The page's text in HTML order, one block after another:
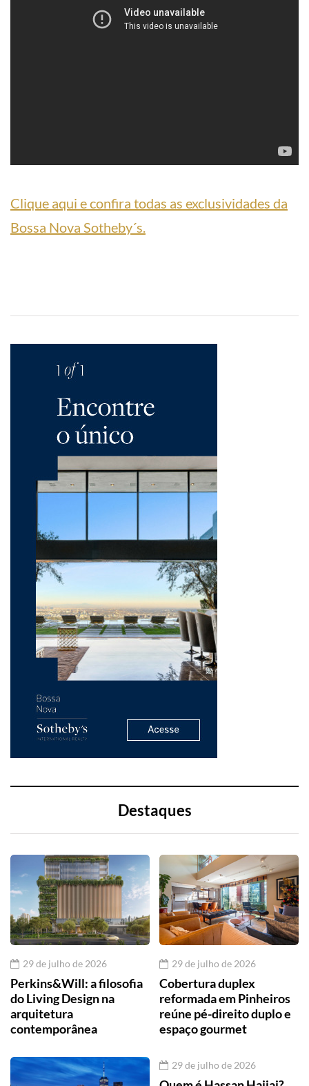
Clique aqui e confira todas as exclusividades da
Bossa Nova Sotheby´s.
Destaques
29 de julho de 2026
Perkins&Will: a filosofia
do Living Design na
arquitetura
contemporânea
29 de julho de 2026
Cobertura duplex
reformada em Pinheiros
reúne pé-direito duplo e
espaço gourmet
29 de julho de 2026